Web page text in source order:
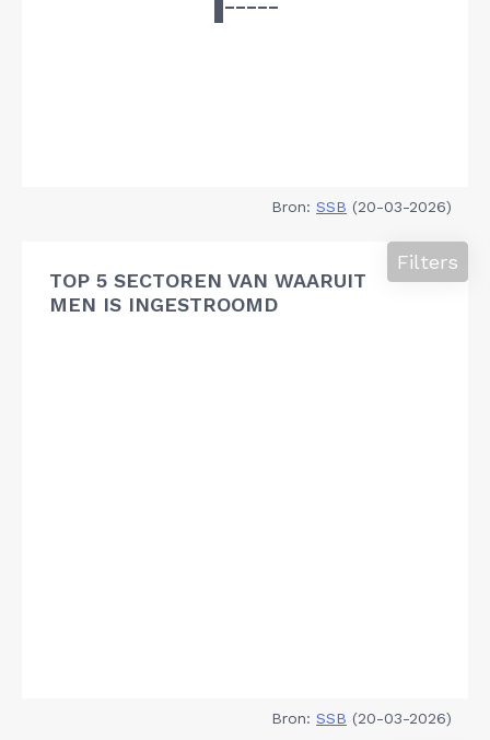
Bron: SSB (20-03-2026)
TOP 5 SECTOREN VAN WAARUIT
MEN IS INGESTROOMD
Filters
Bron: SSB (20-03-2026)